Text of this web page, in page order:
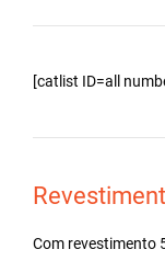
[catlist ID=all
Com revestimento